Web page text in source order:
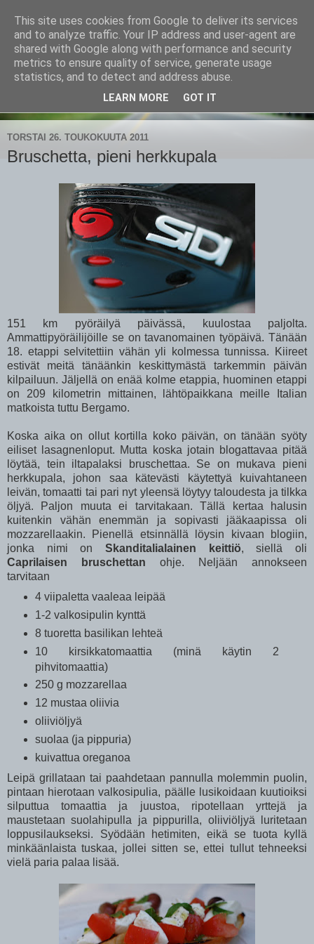
CampaSimpukka
kammen- ja kauhanpyöritystä
TORSTAI 26. TOUKOKUUTA 2011
Bruschetta, pieni herkkupala
151 km pyöräilyä päivässä, kuulostaa paljolta.
Ammattipyöräilijöille se on tavanomainen työpäivä. Tänään
18. etappi selvitettiin vähän yli kolmessa tunnissa. Kiireet
estivät meitä tänäänkin keskittymästä tarkemmin päivän
kilpailuun. Jäljellä on enää kolme etappia, huominen etappi
on 209 kilometrin mittainen, lähtöpaikkana meille Italian
matkoista tuttu Bergamo.
Koska aika on ollut kortilla koko päivän, on tänään syöty
eiliset lasagnenloput. Mutta koska jotain blogattavaa pitää
löytää, tein iltapalaksi bruschettaa. Se on mukava pieni
herkkupala, johon saa kätevästi käytettyä kuivahtaneen
leivän, tomaatti tai pari nyt yleensä löytyy taloudesta ja tilkka
öljyä. Paljon muuta ei tarvitakaan. Tällä kertaa halusin
kuitenkin vähän enemmän ja sopivasti jääkaapissa oli
mozzarellaakin. Pienellä etsinnällä löysin kivaan blogiin,
jonka nimi on Skanditalialainen keittiö, siellä oli
Caprilaisen bruschettan ohje. Neljään annokseen
tarvitaan
4 viipaletta vaaleaa leipää
1-2 valkosipulin kynttä
8 tuoretta basilikan lehteä
10 kirsikkatomaattia (minä käytin 2
pihvitomaattia)
250 g mozzarellaa
12 mustaa oliivia
oliiviöljyä
suolaa (ja pippuria)
kuivattua oreganoa
Leipä grillataan tai paahdetaan pannulla molemmin puolin,
pintaan hierotaan valkosipulia, päälle lusikoidaan kuutioiksi
silputtua tomaattia ja juustoa, ripotellaan yrttejä ja
maustetaan suolahipulla ja pippurilla, oliiviöljyä luritetaan
loppusilaukseksi. Syödään hetimiten, eikä se tuota kyllä
minkäänlaista tuskaa, jollei sitten se, ettei tullut tehneeksi
vielä paria palaa lisää.
This site uses cookies from Google to deliver its services
and to analyze traffic. Your IP address and user-agent are
shared with Google along with performance and security
metrics to ensure quality of service, generate usage
statistics, and to detect and address abuse.
LEARN MORE GOT IT